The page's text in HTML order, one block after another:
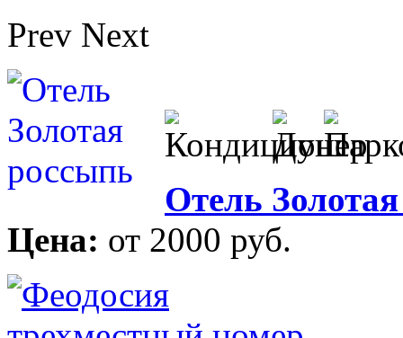
Prev Next
Отель
Цена: от 2000 руб.